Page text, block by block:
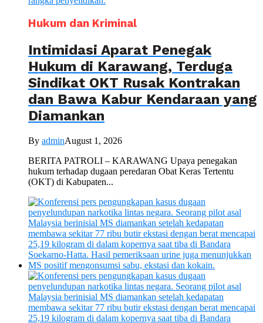
Hukum dan Kriminal
Intimidasi Aparat Penegak
Hukum di Karawang, Terduga
Sindikat OKT Rusak Kontrakan
dan Bawa Kabur Kendaraan yang
Diamankan
By adminAugust 1, 2026
BERITA PATROLI – KARAWANG Upaya penegakan
hukum terhadap dugaan peredaran Obat Keras Tertentu
(OKT) di Kabupaten...